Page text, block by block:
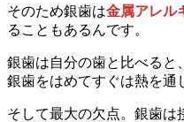
そのため銀歯は金属アレル
ることもあるんです。
銀歯は自分の歯と比べると
銀歯をはめてすぐは熱を通
そして最大の欠点。銀歯は